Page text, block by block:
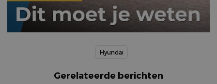
Hyundai
Gerelateerde berichten